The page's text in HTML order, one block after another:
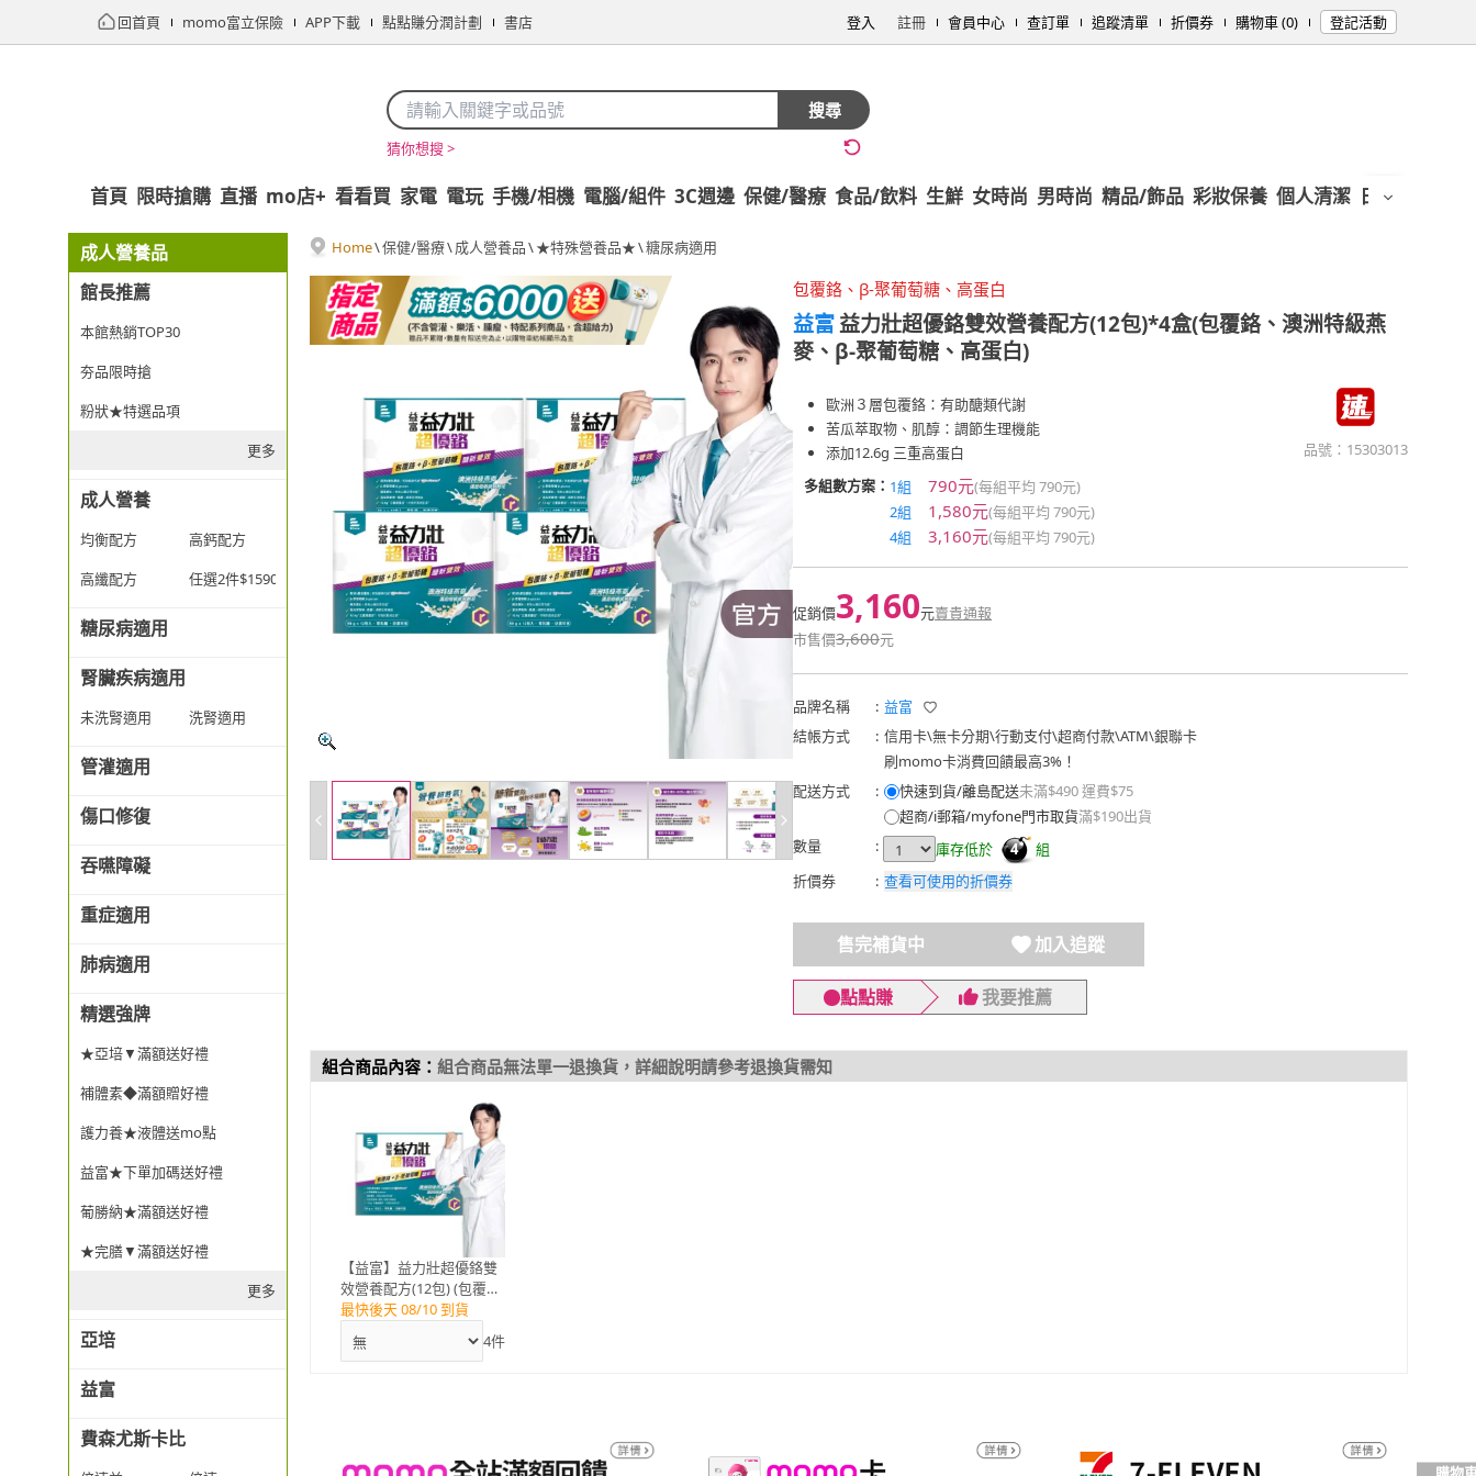
回首頁 momo富立保險 APP下載 點點賺分潤計劃 書店 登入 註冊 會員中心 查訂單 追蹤清單 折價券 購物車 (0) 登記活動
搜尋
猜你想搜 >
首頁 限時搶購 直播 mo店+ 看看買 家電 電玩 手機/相機 電腦/組件 3C週邊 保健/醫療 食品/飲料 生鮮 女時尚 男時尚 精品/飾品 彩妝保養 個人清潔 日用/紙品
成人營養品
館長推薦
本館熱銷TOP30
夯品限時搶
粉狀★特選品項
更多
成人營養
均衡配方
高鈣配方
高纖配方
任選2件$1590
糖尿病適用
腎臟疾病適用
未洗腎適用 洗腎適用
管灌適用
傷口修復
吞嚥障礙
重症適用
肺病適用
精選強牌
★亞培▼滿額送好禮
補體素◆滿額贈好禮
護力養★液體送mo點
益富★下單加碼送好禮
葡勝納★滿額送好禮
★完膳▼滿額送好禮
更多
亞培
益富
費森尤斯卡比
Home\保健/醫療\成人營養品\★特殊營養品★\糖尿病適用
包覆鉻、β-聚葡萄糖、高蛋白
益富益力壯超優鉻雙效營養配方(12包)*4盒(包覆鉻、澳洲特級燕
麥、β-聚葡萄糖、高蛋白)
歐洲３層包覆鉻：有助醣類代謝
苦瓜萃取物、肌醇：調節生理機能
添加12.6g 三重高蛋白
品號： 15303013
多組數方案： 1組 790元(每組平均 790元)
2組
1,580元(每組平均 790元)
4組
3,160元(每組平均 790元)
促銷價3,160元賣貴通報
市售價3,600元
品牌名稱 : 益富
結帳方式
: 信用卡\無卡分期\行動支付\超商付款\ATM\銀聯卡
刷momo卡消費回饋最高3%！
配送方式
: 快速到貨/離島配送未滿$490 運費$75
超商/i郵箱/myfone門市取貨滿$190出貨
數量
: 庫存低於 4
組
折價券
: 查看可使用的折價券
售完補貨中 加入追蹤
點點賺 我要推薦
組合商品內容： 組合商品無法單一退換貨，詳細說明請參考退換貨需知
【益富】益力壯超優鉻雙
效營養配方(12包) (包覆
鉻、澳洲特級燕麥、β-聚
最快後天 08/10 到貨
4件